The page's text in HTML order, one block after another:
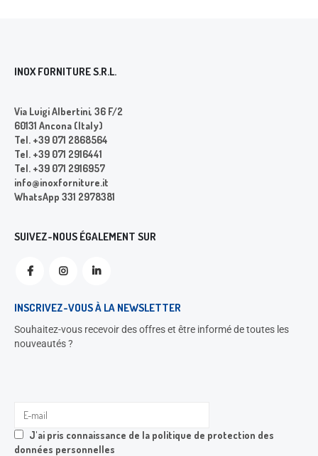
INOX FORNITURE S.R.L.
Via Luigi Albertini, 36 F/2
60131 Ancona (Italy)
Tel. +39 071 2868564
Tel. +39 071 2916441
Tel. +39 071 2916957
info@inoxforniture.it
WhatsApp 331 2978381
SUIVEZ-NOUS ÉGALEMENT SUR
INSCRIVEZ-VOUS À LA NEWSLETTER
Souhaitez-vous recevoir des offres et être informé de toutes les
nouveautés ?
J'ai pris connaissance de la politique de protection des
données personnelles